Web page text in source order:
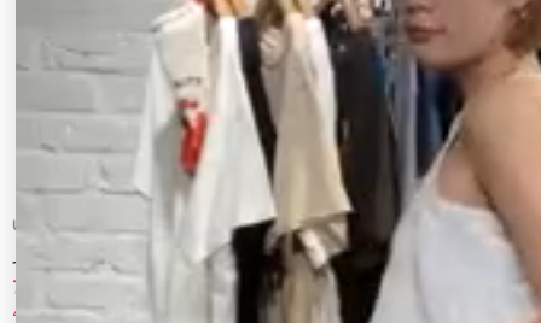
Ungrid
【WEB限定】ウッドビーズコンビキャミ
セットアップ
7,260 円
40%OFF
Ungrid
カットワークフリルデザインキャミソール
6,600 円
40%OFF